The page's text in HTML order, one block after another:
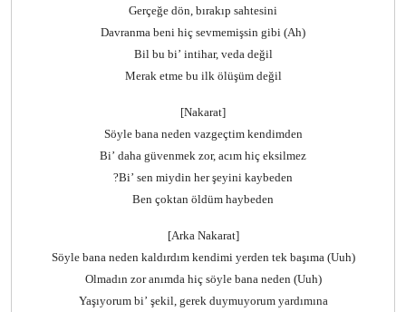
Gerçeğe dön, bırakıp sahtesini
Davranma beni hiç sevmemişsin gibi (Ah)
Bil bu bi’ intihar, veda değil
Merak etme bu ilk ölüşüm değil
[Nakarat]
Söyle bana neden vazgeçtim kendimden
Bi’ daha güvenmek zor, acım hiç eksilmez
Bi’ sen miydin her şeyini kaybeden?
Ben çoktan öldüm haybeden
[Arka Nakarat]
Söyle bana neden kaldırdım kendimi yerden tek başıma (Uuh)
Olmadın zor anımda hiç söyle bana neden (Uuh)
Yaşıyorum bi’ şekil, gerek duymuyorum yardımına